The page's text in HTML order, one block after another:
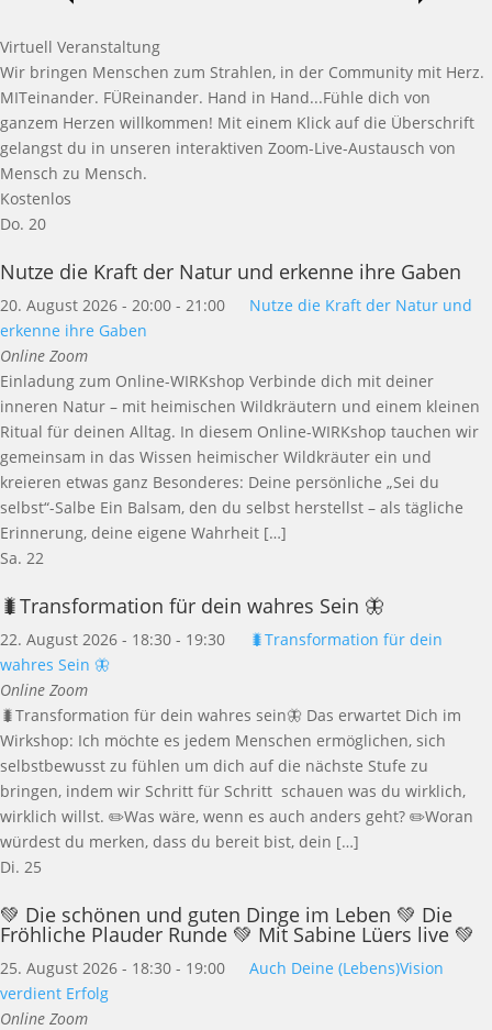
Virtuell Veranstaltung
Wir bringen Menschen zum Strahlen, in der Community mit Herz.
MITeinander. FÜReinander. Hand in Hand...Fühle dich von
ganzem Herzen willkommen! Mit einem Klick auf die Überschrift
gelangst du in unseren interaktiven Zoom-Live-Austausch von
Mensch zu Mensch.
Kostenlos
Do. 20
Nutze die Kraft der Natur und erkenne ihre Gaben
20. August 2026 - 20:00 - 21:00
Nutze die Kraft der Natur und
erkenne ihre Gaben
Online Zoom
Einladung zum Online-WIRKshop Verbinde dich mit deiner
inneren Natur – mit heimischen Wildkräutern und einem kleinen
Ritual für deinen Alltag. In diesem Online-WIRKshop tauchen wir
gemeinsam in das Wissen heimischer Wildkräuter ein und
kreieren etwas ganz Besonderes: Deine persönliche „Sei du
selbst“-Salbe Ein Balsam, den du selbst herstellst – als tägliche
Erinnerung, deine eigene Wahrheit […]
Sa. 22
🐛Transformation für dein wahres Sein 🦋
22. August 2026 - 18:30 - 19:30
🐛Transformation für dein
wahres Sein 🦋
Online Zoom
🐛Transformation für dein wahres sein🦋 Das erwartet Dich im
Wirkshop: Ich möchte es jedem Menschen ermöglichen, sich
selbstbewusst zu fühlen um dich auf die nächste Stufe zu
bringen, indem wir Schritt für Schritt schauen was du wirklich,
wirklich willst. ✏️Was wäre, wenn es auch anders geht? ✏️Woran
würdest du merken, dass du bereit bist, dein […]
Di. 25
💚 Die schönen und guten Dinge im Leben 💚 Die
Fröhliche Plauder Runde 💚 Mit Sabine Lüers live 💚
25. August 2026 - 18:30 - 19:00
Auch Deine (Lebens)Vision
verdient Erfolg
Online Zoom